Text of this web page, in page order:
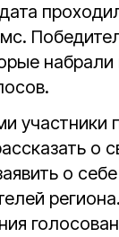
участники
о
о